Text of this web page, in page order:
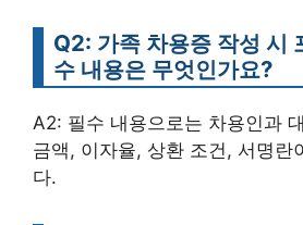
Q2: 가족 차용증 작성 시
수 내용은 무엇인가요?
A2: 필수 내용으로는 차용인과
금액, 이자율, 상환 조건, 서명란
다.